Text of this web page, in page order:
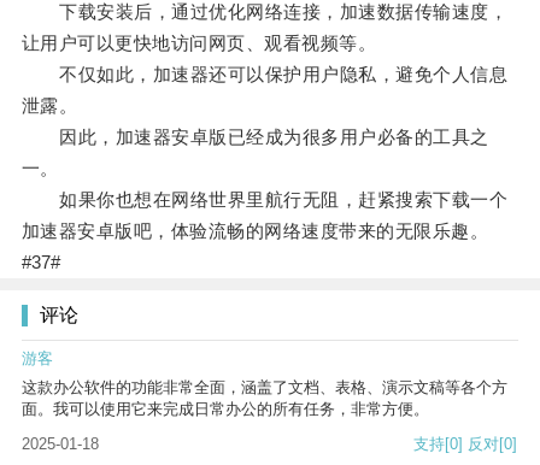
下载安装后，通过优化网络连接，加速数据传输速度，
让用户可以更快地访问网页、观看视频等。
不仅如此，加速器还可以保护用户隐私，避免个人信息
泄露。
因此，加速器安卓版已经成为很多用户必备的工具之
一。
如果你也想在网络世界里航行无阻，赶紧搜索下载一个
加速器安卓版吧，体验流畅的网络速度带来的无限乐趣。
#37#
评论
游客
这款办公软件的功能非常全面，涵盖了文档、表格、演示文稿等各个方
面。我可以使用它来完成日常办公的所有任务，非常方便。
2025-01-18
支持[0] 反对[0]